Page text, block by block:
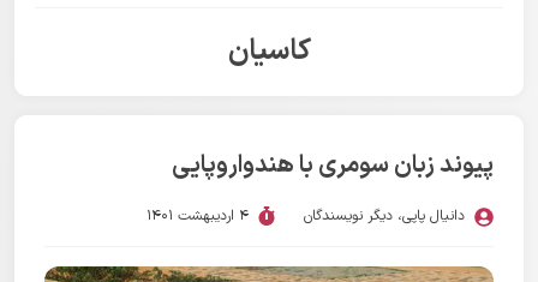
کاسیان
پیوند زبان سومری با هندواروپایی
دانیال پاپی، دیگر نویسندگان 4 اردیبهشت 1401